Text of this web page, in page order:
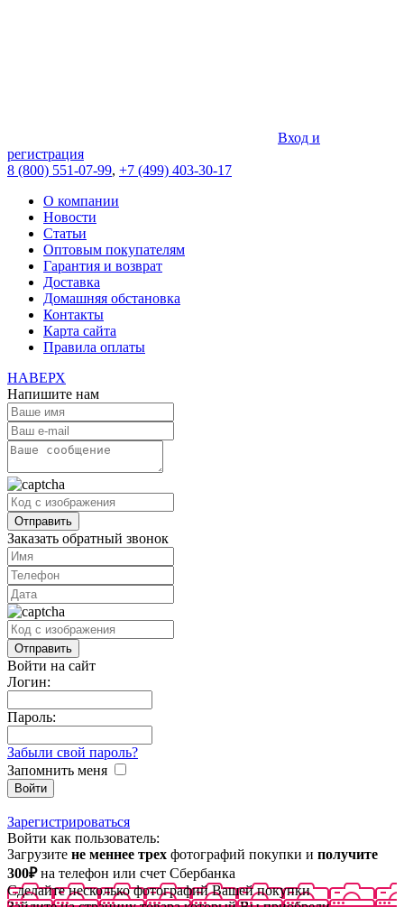
Вход и
регистрация
8 (800) 551-07-99, +7 (499) 403-30-17
О компании
Новости
Статьи
Оптовым покупателям
Гарантия и возврат
Доставка
Домашняя обстановка
Контакты
Карта сайта
Правила оплаты
НАВЕРХ
Напишите нам
Заказать обратный звонок
Войти на сайт
Логин:
Пароль:
Забыли свой пароль?
Запомнить меня
Зарегистрироваться
Войти как пользователь:
Загрузите не меннее трех фотографий покупки и получите
300₽на телефон или счет Сбербанка
Сделайте несколько фотографий Вашей покупки